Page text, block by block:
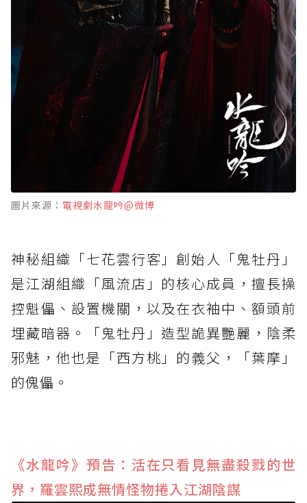
圖片來源： 電視劇水龍吟@微博
神秘組織「七花雲行客」創始人「鬼牡丹」
是江湖組織「風流店」的核心成員，擅長操
控魁儡、設置機關，以及在衣袖中、額頭前
埋藏暗器。「鬼牡丹」造型詭異艷麗，陰柔
邪魅，他也是「西方桃」的義父，「葉摩」
的傀儡。
《水龍吟》預告：活在只看見無盡殺戮的世
界，羅雲熙成無情怪物捲入江湖陰謀